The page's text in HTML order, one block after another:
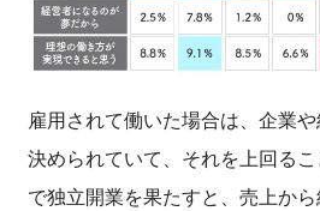
雇用されて働いた場合は、企業
決められていて、それを上回る
で独立開業を果たすと、売上か